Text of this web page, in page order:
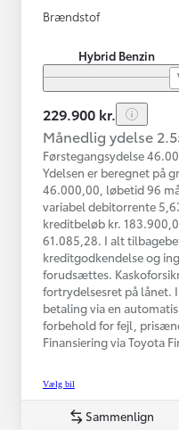
Brændstof
Hybrid Benzin
229.900 kr.
Månedlig ydelse
Førstegangsydelse
Ydelsen er beregnet på
46.000,00, løbetid 96
variabel debitorrente
kreditbeløb kr.
61.085,28. I alt
kreditgodkendelse og
forudsættes.
fortrydelsesret på lånet.
betaling via en
forbehold for fejl,
Finansiering via Toyota
Vælg bil
Sammenlign